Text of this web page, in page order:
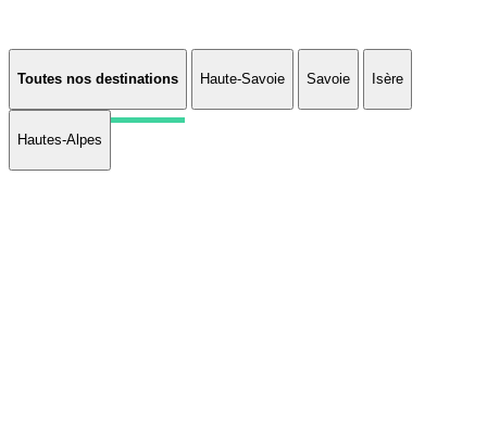
Toutes nos destinations Haute-Savoie Savoie Isère
Hautes-Alpes